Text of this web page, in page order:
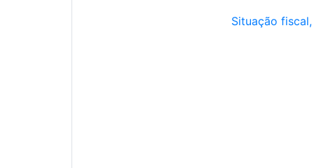
Situação